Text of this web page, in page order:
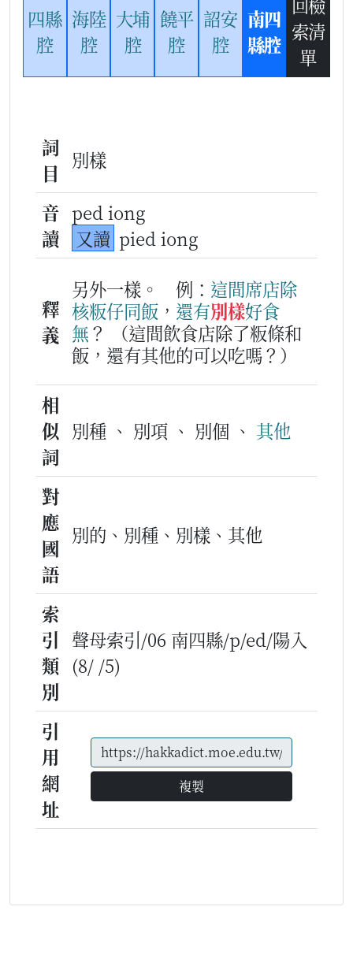
四縣
腔
海陸
腔
大埔
腔
饒平
腔
詔安
腔
南四
縣腔
索清
單
詞
目
別樣
音
讀
ped iong
又讀 pied iong
釋
義
另外一樣。 例： 這間席店除
核粄仔同飯 ， 還有別樣好食
無？
（這間飲食店除了粄條和
飯，還有其他的可以吃嗎？）
相
似
詞
別種 、 別項 、 別個 、 其他
對
應
國
語
別的、別種、別樣、其他
索
引
類
別
聲母索引/06 南四縣/p/ed/陽入
(8/ /5)
引
用
網
址
複製